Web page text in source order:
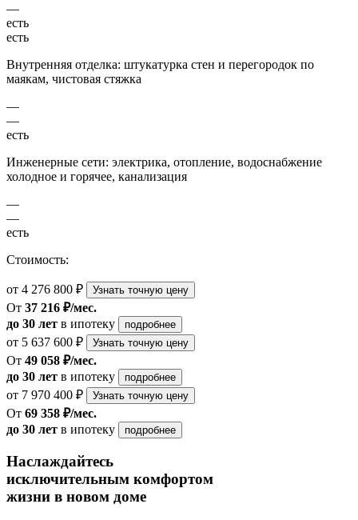
—
есть
есть
Внутренняя отделка: штукатурка стен и перегородок по
маякам, чистовая стяжка
—
—
есть
Инженерные сети: электрика, отопление, водоснабжение
холодное и горячее, канализация
—
—
есть
Стоимость:
от 4 276 800 ₽ Узнать точную цену
От 37 216 ₽/мес.
до 30 лет в ипотеку подробнее
от 5 637 600 ₽ Узнать точную цену
От 49 058 ₽/мес.
до 30 лет в ипотеку подробнее
от 7 970 400 ₽ Узнать точную цену
От 69 358 ₽/мес.
до 30 лет в ипотеку подробнее
Наслаждайтесь
исключительным комфортом
жизни в новом доме